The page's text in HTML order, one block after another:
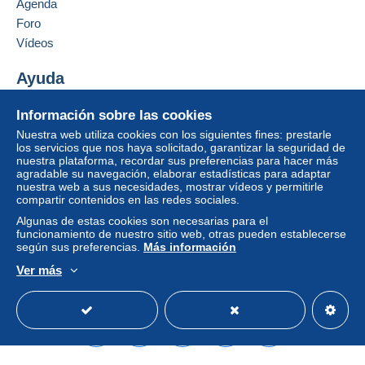
cláusulas relativas al pago, estas se considerarán
nulas. Las condiciones de pago de la página web
Delcampe, tal y como se definen en las
Las compras deben pagarse en un plazo de14
díasa partir de la recepción de la declaración final
del vendedor.
Derecho de retracto|Gastos de devolución a
cargo del comprador.
Para saber el plazo de devolución y de reembolso
del artículo,
Frais de Livraison :
Información sobre las cookies
Nuestra web utiliza cookies con los siguientes fines: prestarle
los servicios que nos haya solicitado, garantizar la seguridad de
nuestra plataforma, recordar sus preferencias para hacer más
agradable su navegación, elaborar estadísticas para adaptar
nuestra web a sus necesidades, mostrar vídeos y permitirle
compartir contenidos en las redes sociales.
Algunas de estas cookies son necesarias para el
funcionamiento de nuestro sitio web, otras pueden establecerse
según sus preferencias. Más información
Ver más
Agenda
Foro
Vídeos
Ayuda
Comprar en Delcampe
Vender en Delcampe
Una página securizada